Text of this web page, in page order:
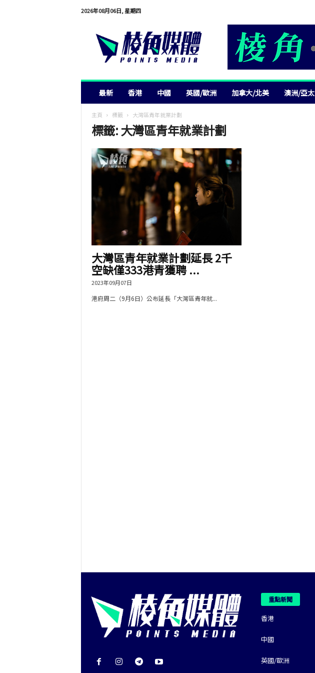
2026年08月06日, 星期四
最新 香港 中國 英國/歐洲 加拿大/北美 澳洲/亞太
主頁 標籤 大灣區青年就業計劃
標籤: 大灣區青年就業計劃
大灣區青年就業計劃延長 2千
空缺僅333港青獲聘 ...
2023年09月07日
港府周二（9月6日）公布延長「大灣區青年就...
重點新聞
香港
中國
英國/歐洲